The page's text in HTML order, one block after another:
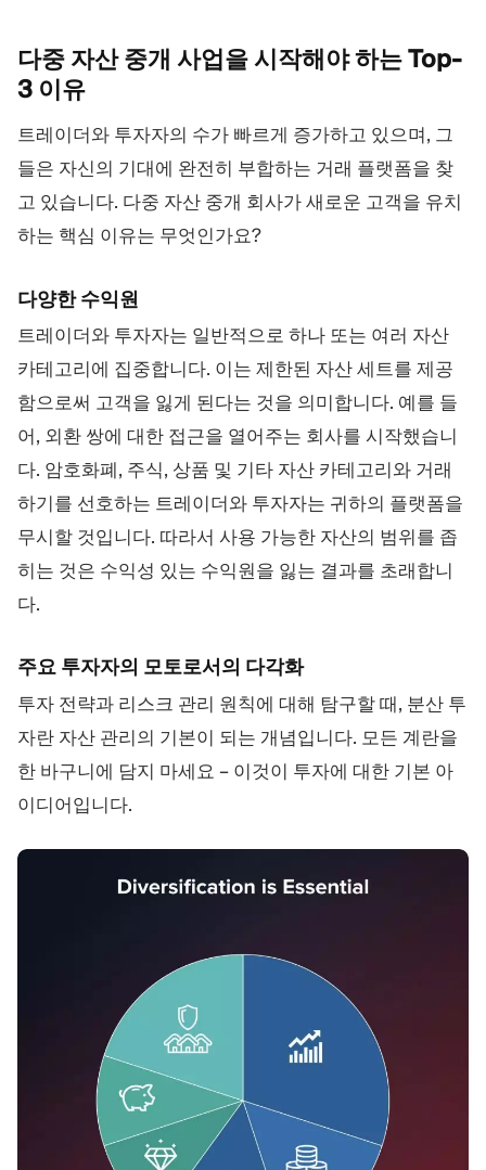
다중 자산 중개 사업을 시작해야 하는 Top-
3 이유
트레이더와 투자자의 수가 빠르게 증가하고 있으며, 그
들은 자신의 기대에 완전히 부합하는 거래 플랫폼을 찾
고 있습니다. 다중 자산 중개 회사가 새로운 고객을 유치
하는 핵심 이유는 무엇인가요?
다양한 수익원
트레이더와 투자자는 일반적으로 하나 또는 여러 자산
카테고리에 집중합니다. 이는 제한된 자산 세트를 제공
함으로써 고객을 잃게 된다는 것을 의미합니다. 예를 들
어, 외환 쌍에 대한 접근을 열어주는 회사를 시작했습니
다. 암호화폐, 주식, 상품 및 기타 자산 카테고리와 거래
하기를 선호하는 트레이더와 투자자는 귀하의 플랫폼을
무시할 것입니다. 따라서 사용 가능한 자산의 범위를 좁
히는 것은 수익성 있는 수익원을 잃는 결과를 초래합니
다.
주요 투자자의 모토로서의 다각화
투자 전략과 리스크 관리 원칙에 대해 탐구할 때, 분산 투
자란 자산 관리의 기본이 되는 개념입니다. 모든 계란을
한 바구니에 담지 마세요 – 이것이 투자에 대한 기본 아
이디어입니다.